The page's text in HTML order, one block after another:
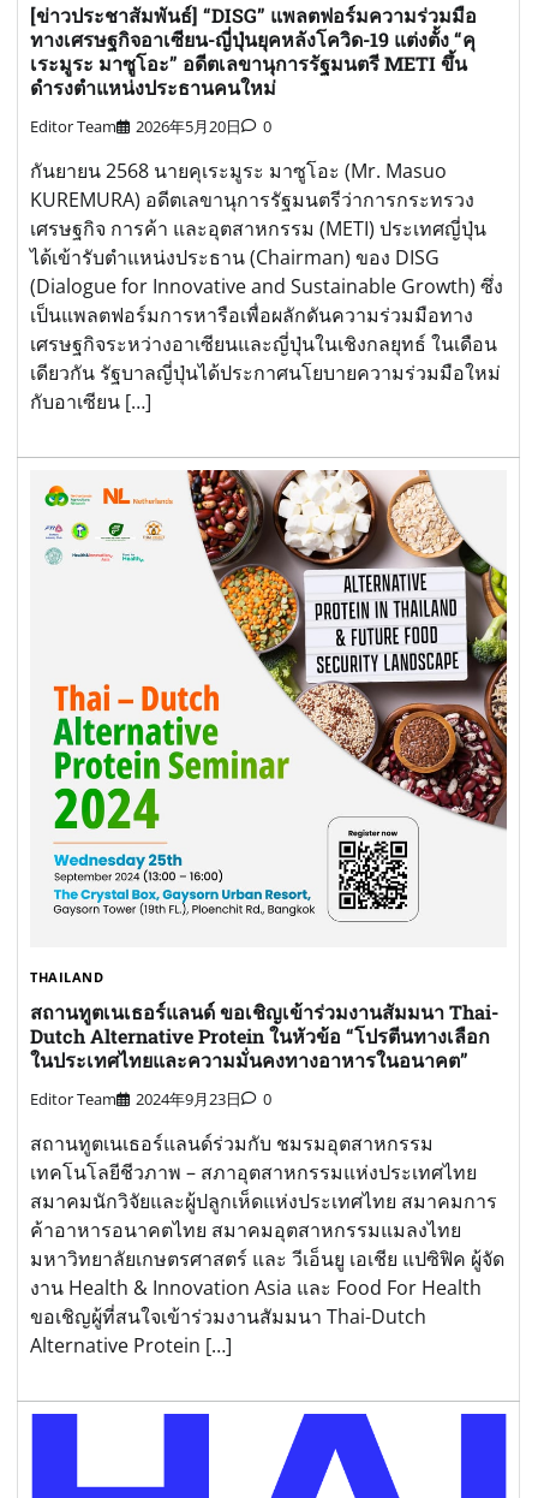
[ข่าวประชาสัมพันธ์] “DISG” แพลตฟอร์มความร่วมมือ
ทางเศรษฐกิจอาเซียน-ญี่ปุ่นยุคหลังโควิด-19 แต่งตั้ง “คุ
เระมูระ มาซูโอะ” อดีตเลขานุการรัฐมนตรี METI ขึ้น
ดำรงตำแหน่งประธานคนใหม่
Editor Team 2026年5月20日 0
กันยายน 2568 นายคุเระมูระ มาซูโอะ (Mr. Masuo
KUREMURA) อดีตเลขานุการรัฐมนตรีว่าการกระทรวง
เศรษฐกิจ การค้า และอุตสาหกรรม (METI) ประเทศญี่ปุ่น
ได้เข้ารับตำแหน่งประธาน (Chairman) ของ DISG
(Dialogue for Innovative and Sustainable Growth) ซึ่ง
เป็นแพลตฟอร์มการหารือเพื่อผลักดันความร่วมมือทาง
เศรษฐกิจระหว่างอาเซียนและญี่ปุ่นในเชิงกลยุทธ์ ในเดือน
เดียวกัน รัฐบาลญี่ปุ่นได้ประกาศนโยบายความร่วมมือใหม่
กับอาเซียน […]
THAILAND
สถานทูตเนเธอร์แลนด์ ขอเชิญเข้าร่วมงานสัมมนา Thai-
Dutch Alternative Protein ในหัวข้อ “โปรตีนทางเลือก
ในประเทศไทยและความมั่นคงทางอาหารในอนาคต”
Editor Team 2024年9月23日 0
สถานทูตเนเธอร์แลนด์ร่วมกับ ชมรมอุตสาหกรรม
เทคโนโลยีชีวภาพ – สภาอุตสาหกรรมแห่งประเทศไทย
สมาคมนักวิจัยและผู้ปลูกเห็ดแห่งประเทศไทย สมาคมการ
ค้าอาหารอนาคตไทย สมาคมอุตสาหกรรมแมลงไทย
มหาวิทยาลัยเกษตรศาสตร์ และ วีเอ็นยู เอเชีย แปซิฟิค ผู้จัด
งาน Health & Innovation Asia และ Food For Health
ขอเชิญผู้ที่สนใจเข้าร่วมงานสัมมนา Thai-Dutch
Alternative Protein […]